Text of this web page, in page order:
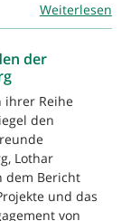
Weiterlesen
der
ihrer Reihe
den
Lothar
dem Bericht
und das
von